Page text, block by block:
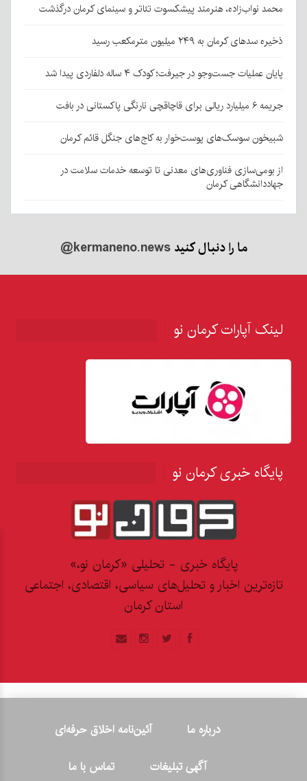
محمد نواب‌زاده، هنرمند پیشکسوت تئاتر و سینمای کرمان درگذشت
ذخیره سدهای کرمان به ۲۴۹ میلیون مترمکعب رسید
پایان عملیات جست‌وجو در جیرفت؛ کودک ۴ ساله دلفاردی پیدا شد
جریمه ۶ میلیارد ریالی برای قاچاقچی نارنگی پاکستانی در بافت
شبیخون سوسک‌های پوست‌خوار به کاج‌های جنگل قائم کرمان
از بومی‌سازی فناوری‌های معدنی تا توسعه خدمات سلامت در
جهاددانشگاهی کرمان
ما را دنبال کنید@kermaneno.news
لینک آپارات کرمان نو
پایگاه خبری کرمان نو
پایگاه خبری - تحلیلی «کرمان نو،»
تازه‌ترین اخبار و تحلیل‌های سیاسی، اقتصادی، اجتماعی
استان کرمان
درباره ما
آئین‌نامه اخلاق حرفه‌ای
آگهی تبلیغات
تماس با ما